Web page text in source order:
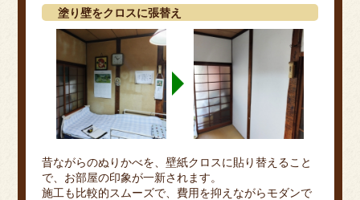
塗り壁をクロスに張替え
昔ながらのぬりかべを、壁紙クロスに貼り替えること
で、お部屋の印象が一新されます。
施工も比較的スムーズで、費用を抑えながらモダンで